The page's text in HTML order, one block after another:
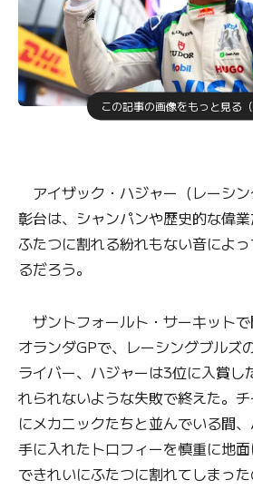
この記事の画像をもっと見る（
アイザック・ハジャー（レーシ
彰台は、シャンパンや歴史的な偉
ふたつに割れる紛れもない音によ
るだろう。
ザントフォールト・サーキット
オランダGPで、レーシングブルズ
ライバー、ハジャーは3位に入賞し
れられないような失敗で終えた。
にメカニックたちと並んでいる間
手に入れたトロフィーを慎重に地
できれいにふたつに割れてしまった